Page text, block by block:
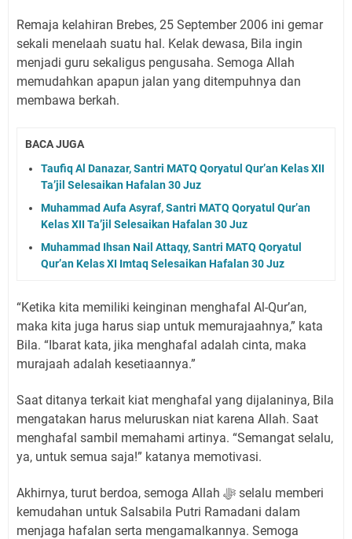
Remaja kelahiran Brebes, 25 September 2006 ini gemar
sekali menelaah suatu hal. Kelak dewasa, Bila ingin
menjadi guru sekaligus pengusaha. Semoga Allah
memudahkan apapun jalan yang ditempuhnya dan
membawa berkah.
BACA JUGA
Taufiq Al Danazar, Santri MATQ Qoryatul Qur’an Kelas XII
Ta’jil Selesaikan Hafalan 30 Juz
Muhammad Aufa Asyraf, Santri MATQ Qoryatul Qur’an
Kelas XII Ta’jil Selesaikan Hafalan 30 Juz
Muhammad Ihsan Nail Attaqy, Santri MATQ Qoryatul
Qur’an Kelas XI Imtaq Selesaikan Hafalan 30 Juz
“Ketika kita memiliki keinginan menghafal Al-Qur’an,
maka kita juga harus siap untuk memurajaahnya,” kata
Bila. “Ibarat kata, jika menghafal adalah cinta, maka
murajaah adalah kesetiaannya.”
Saat ditanya terkait kiat menghafal yang dijalaninya, Bila
mengatakan harus meluruskan niat karena Allah. Saat
menghafal sambil memahami artinya. “Semangat selalu,
ya, untuk semua saja!” katanya memotivasi.
Akhirnya, turut berdoa, semoga Allah ﷻ selalu memberi
kemudahan untuk Salsabila Putri Ramadani dalam
menjaga hafalan serta mengamalkannya. Semoga